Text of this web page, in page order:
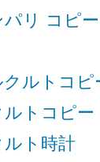
リ コピー
ルトコピ
トコピー
ト時計